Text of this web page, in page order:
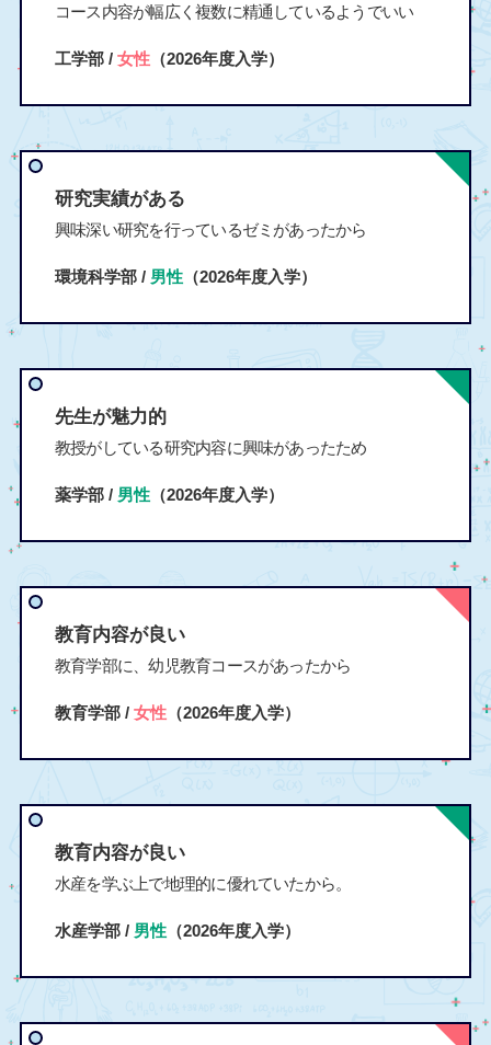
コース内容が幅広く複数に精通しているようでいい
工学部 / 女性（2026年度入学）
研究実績がある
興味深い研究を行っているゼミがあったから
環境科学部 / 男性（2026年度入学）
先生が魅力的
教授がしている研究内容に興味があったため
薬学部 / 男性（2026年度入学）
教育内容が良い
教育学部に、幼児教育コースがあったから
教育学部 / 女性（2026年度入学）
教育内容が良い
水産を学ぶ上で地理的に優れていたから。
水産学部 / 男性（2026年度入学）